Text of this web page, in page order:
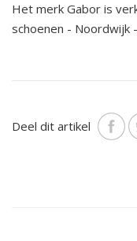
Het merk Gabor is
schoenen - Noordwijk -
Deel dit artikel